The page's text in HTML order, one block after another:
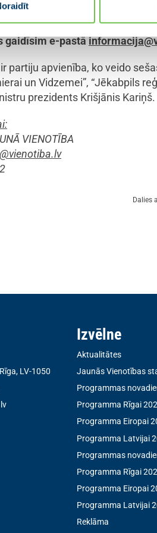
saiti uz virtuālās tikšanās
gaidīsim e-pastā
partiju apvienība, ko veido
un Vidzemei”, “Jēkabpils
prezidents Krišjānis Kariņš.
VIENOTĪBA
Dalies
LV-1050
Izvēlne
Aktualitātes
Jaunās Vienotības
Programmas
Programma Rīgai
Programma Eiropai
Programma Latvijai
Programmas
Programma Rīgai
Programma Eiropai
Programma Latvijai
Reklāma